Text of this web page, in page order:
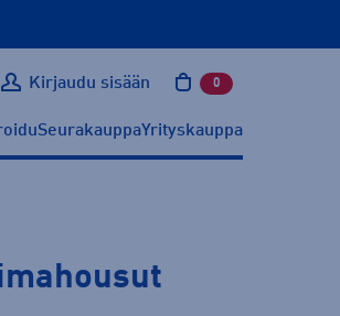
Kirjaudu sisään 0 tuotetta
SeurakauppaYrityskauppa